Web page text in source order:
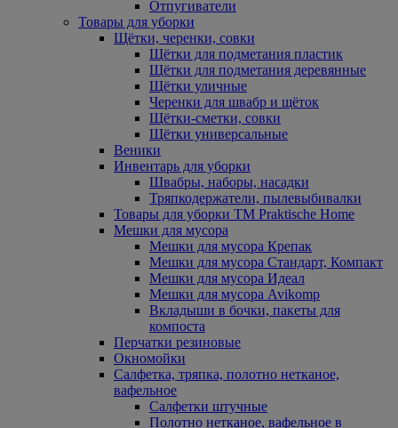
Отпугиватели
Товары для уборки
Щётки, черенки, совки
Щётки для подметания пластик
Щётки для подметания деревянные
Щётки уличные
Черенки для швабр и щёток
Щётки-сметки, совки
Щётки универсальные
Веники
Инвентарь для уборки
Швабры, наборы, насадки
Тряпкодержатели, пылевыбивалки
Товары для уборки ТМ Praktische Home
Мешки для мусора
Мешки для мусора Крепак
Мешки для мусора Стандарт, Компакт
Мешки для мусора Идеал
Мешки для мусора Avikomp
Вкладыши в бочки, пакеты для
компоста
Перчатки резиновые
Окномойки
Салфетка, тряпка, полотно нетканое,
вафельное
Салфетки штучные
Полотно нетканое, вафельное в